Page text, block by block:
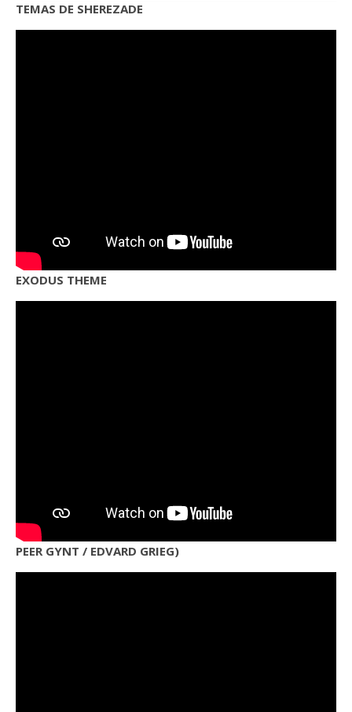
TEMAS DE SHEREZADE
EXODUS THEME
PEER GYNT / EDVARD GRIEG)